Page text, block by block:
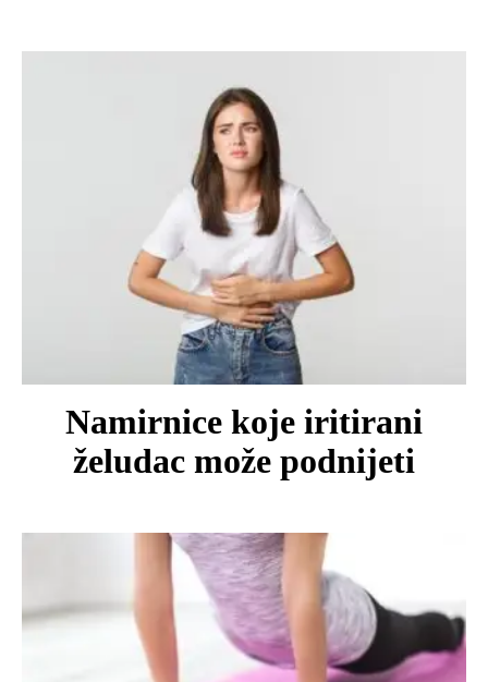
Namirnice koje iritirani
želudac može podnijeti